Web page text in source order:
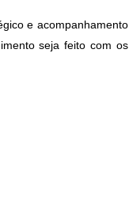
e acompanhamento
seja feito com os